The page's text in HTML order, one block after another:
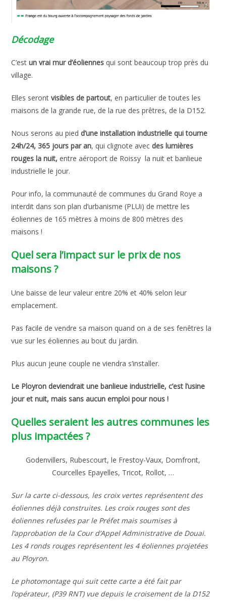
Décodage
C’estun vrai mur d’éoliennes qui sont beaucoup trop près du
village.
Elles serontvisibles de partout, en particulier de toutes les
maisons de la grande rue, de la rue des prêtres, de la D152.
Nous serons au piedd’une installation industrielle qui tourne
24h/24, 365 jours par an, qui clignote avecdes lumières
rouges la nuit, entre aéroport de Roissy la nuit et banlieue
industrielle le jour.
Pour info, la communauté de communes du Grand Roye a
interdit dans son plan d’urbanisme (PLUi) de mettre les
éoliennes de 165 mètres à moins de 800 mètres des
maisons !
Quel sera l’impact sur le prix de nos
maisons ?
Une baisse de leur valeur entre 20% et 40% selon leur
emplacement.
Pas facile de vendre sa maison quand on a de ses fenêtres la
vue sur les éoliennes au bout du jardin.
Plus aucun jeune couple ne viendra s’installer.
Le Ployron deviendrait une banlieue industrielle, c’est l’usine
jour et nuit, mais sans aucun emploi pour nous !
Quelles seraient les autres communes les
plus impactées ?
Godenvillers, Rubescourt, le Frestoy-Vaux, Domfront,
Courcelles Epayelles, Tricot, Rollot, …
Sur la carte ci-dessous, les croix vertes représentent des
éoliennes déjà construites. Les croix rouges sont des
éoliennes refusées par le Préfet mais soumises à
l’approbation de la Cour d’Appel Administrative de Douai.
Les 4 ronds rouges représentent les 4 éoliennes projetées
au Ployron.
Le photomontage qui suit cette carte a été fait par
l’opérateur, (P39 RNT) vue depuis le croisement de la D152